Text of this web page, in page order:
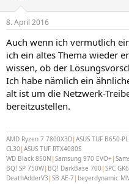
8. April 2016
Auch wenn ich vermutlich
ich ein altes Thema wieder
wissen, ob der
Ich habe nämlich ein
alt ist um die Netzwerk-
bereitzustellen.
AMD Ryzen 7 7800X3D|ASUS TUF B650-
CL30|ASUS TUF RTX4080S
WD Black 850N |Samsung 970 EVO+ |
BQ! SP 750W| BQ! DarkBase 700|SPC
DeathAdderV3 |SB AE-7| beyerdynamic